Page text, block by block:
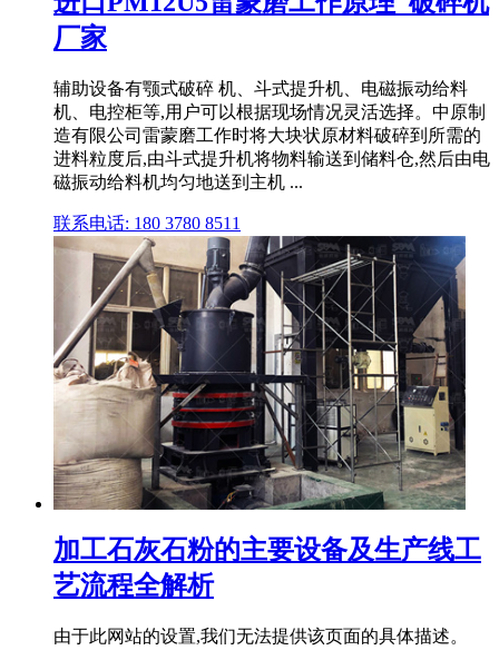
厂家
辅助设备有颚式破碎 机、斗式提升机、电磁振动给料
机、电控柜等,用户可以根据现场情况灵活选择。中原制
造有限公司雷蒙磨工作时将大块状原材料破碎到所需的
进料粒度后,由斗式提升机将物料输送到储料仓,然后由电
磁振动给料机均匀地送到主机 ...
联系电话: 180 3780 8511
加工石灰石粉的主要设备及生产线工
艺流程全解析
由于此网站的设置,我们无法提供该页面的具体描述。